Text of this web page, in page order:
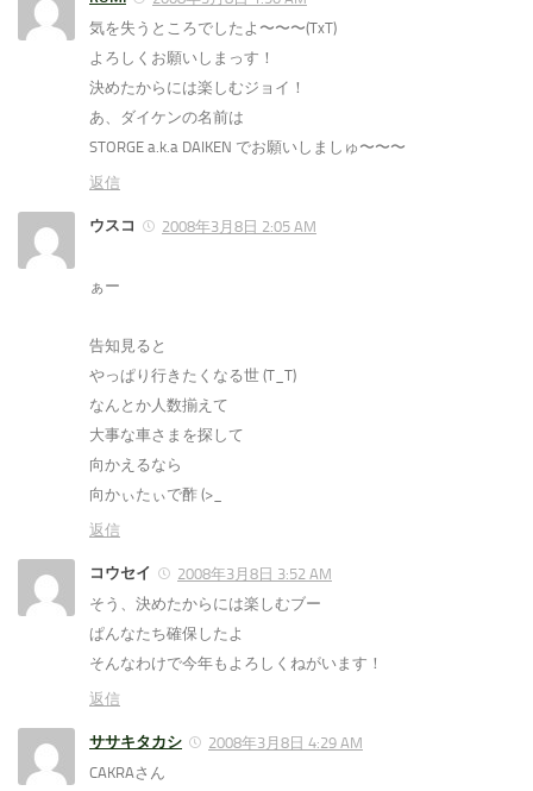
気を失うところでしたよ〜〜〜(TxT)
よろしくお願いしまっす！
決めたからには楽しむジョイ！
あ、ダイケンの名前は
STORGE a.k.a DAIKEN でお願いしましゅ〜〜〜
返信
ウスコ 2008年3月8日 2:05 AM
ぁー
告知見ると
やっぱり行きたくなる世 (T_T)
なんとか人数揃えて
大事な車さまを探して
向かえるなら
向かぃたぃで酢 (>_
返信
コウセイ
2008年3月8日 3:52 AM
そう、決めたからには楽しむブー
ぱんなたち確保したよ
そんなわけで今年もよろしくねがいます！
返信
ササキタカシ
2008年3月8日 4:29 AM
CAKRAさん